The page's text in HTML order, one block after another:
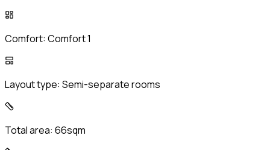
Comfort: Comfort 1
Layout type: Semi-separate rooms
Total area: 66sqm